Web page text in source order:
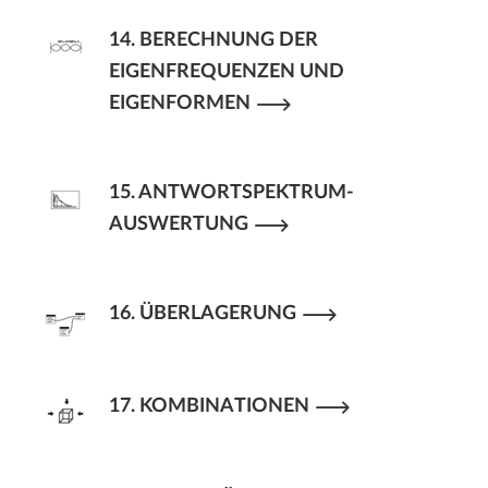
14. BERECHNUNG DER
EIGENFREQUENZEN UND
EIGENFORMEN
15. ANTWORTSPEKTRUM-
AUSWERTUNG
16. ÜBERLAGERUNG
17. KOMBINATIONEN